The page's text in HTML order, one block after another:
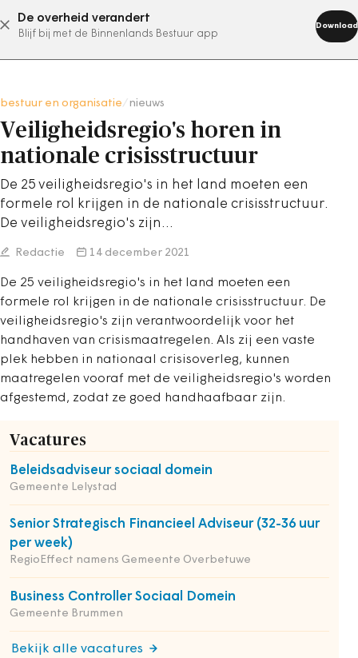
De overheid verandert
Blijf bij met de Binnenlands Bestuur app
Download
abonneer nu
bestuur en organisatie nieuws
Veiligheidsregio's horen in
nationale crisisstructuur
De 25 veiligheidsregio's in het land moeten een
formele rol krijgen in de nationale crisisstructuur.
De veiligheidsregio's zijn…
Redactie 14 december 2021
De 25 veiligheidsregio's in het land moeten een
formele rol krijgen in de nationale crisisstructuur. De
veiligheidsregio's zijn verantwoordelijk voor het
handhaven van crisismaatregelen. Als zij een vaste
plek hebben in nationaal crisisoverleg, kunnen
maatregelen vooraf met de veiligheidsregio's worden
afgestemd, zodat ze goed handhaafbaar zijn.
Vacatures
Beleidsadviseur sociaal domein
Gemeente Lelystad
Senior Strategisch Financieel Adviseur (32-36 uur
per week)
RegioEffect namens Gemeente Overbetuwe
Business Controller Sociaal Domein
Gemeente Brummen
Bekijk alle vacatures